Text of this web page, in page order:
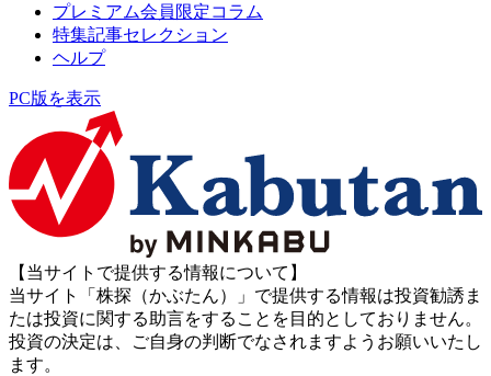
プレミアム会員限定コラム
特集記事セレクション
ヘルプ
PC版を表示
【当サイトで提供する情報について】
当サイト「株探（かぶたん）」で提供する情報は投資勧誘ま
たは投資に関する助言をすることを目的としておりません。
投資の決定は、ご自身の判断でなされますようお願いいたし
ます。